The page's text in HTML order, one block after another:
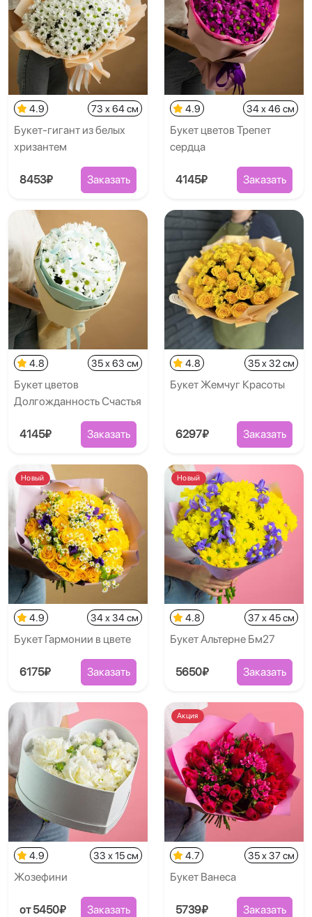
4.9 73 x 64 см
Букет-гигант из белых
хризантем
8453₽ Заказать
4.9 34 x 46 см
Букет цветов Трепет
сердца
4145₽ Заказать
4.8 35 x 63 см
Букет цветов
Долгожданность Счастья
4145₽ Заказать
4.8 35 x 32 см
Букет Жемчуг Красоты
6297₽ Заказать
Новый
4.9 34 x 34 см
Букет Гармонии в цвете
6175₽ Заказать
Новый
4.8 37 x 45 см
Букет Альтерне Бм27
5650₽ Заказать
4.9 33 x 15 см
Жозефини
от 5450₽ Заказать
Акция
4.7 35 x 37 см
Букет Ванеса
5739₽ Заказать